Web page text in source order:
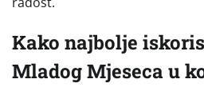
Kako najbolje
Mladog Mjeseca u